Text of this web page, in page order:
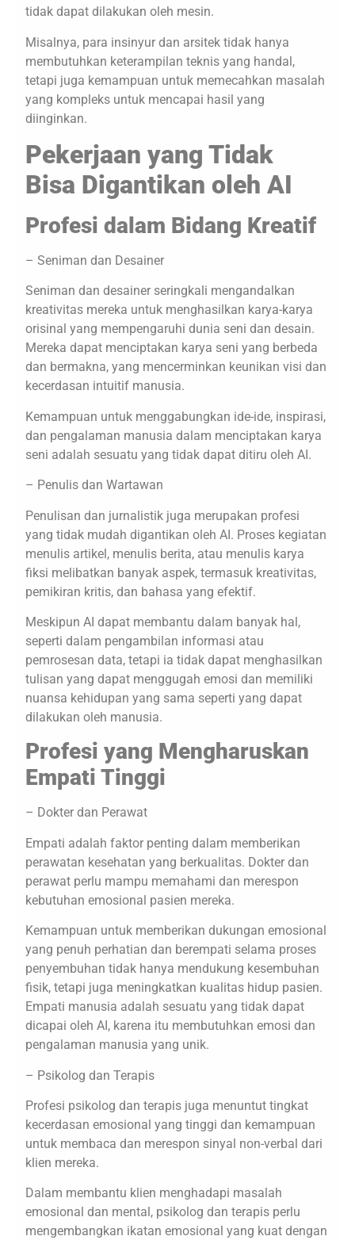
tidak dapat dilakukan oleh mesin.
Misalnya, para insinyur dan arsitek tidak hanya
membutuhkan keterampilan teknis yang handal,
tetapi juga kemampuan untuk memecahkan masalah
yang kompleks untuk mencapai hasil yang
diinginkan.
Pekerjaan yang Tidak
Bisa Digantikan oleh AI
Profesi dalam Bidang Kreatif
– Seniman dan Desainer
Seniman dan desainer seringkali mengandalkan
kreativitas mereka untuk menghasilkan karya-karya
orisinal yang mempengaruhi dunia seni dan desain.
Mereka dapat menciptakan karya seni yang berbeda
dan bermakna, yang mencerminkan keunikan visi dan
kecerdasan intuitif manusia.
Kemampuan untuk menggabungkan ide-ide, inspirasi,
dan pengalaman manusia dalam menciptakan karya
seni adalah sesuatu yang tidak dapat ditiru oleh AI.
– Penulis dan Wartawan
Penulisan dan jurnalistik juga merupakan profesi
yang tidak mudah digantikan oleh AI. Proses kegiatan
menulis artikel, menulis berita, atau menulis karya
fiksi melibatkan banyak aspek, termasuk kreativitas,
pemikiran kritis, dan bahasa yang efektif.
Meskipun AI dapat membantu dalam banyak hal,
seperti dalam pengambilan informasi atau
pemrosesan data, tetapi ia tidak dapat menghasilkan
tulisan yang dapat menggugah emosi dan memiliki
nuansa kehidupan yang sama seperti yang dapat
dilakukan oleh manusia.
Profesi yang Mengharuskan
Empati Tinggi
– Dokter dan Perawat
Empati adalah faktor penting dalam memberikan
perawatan kesehatan yang berkualitas. Dokter dan
perawat perlu mampu memahami dan merespon
kebutuhan emosional pasien mereka.
Kemampuan untuk memberikan dukungan emosional
yang penuh perhatian dan berempati selama proses
penyembuhan tidak hanya mendukung kesembuhan
fisik, tetapi juga meningkatkan kualitas hidup pasien.
Empati manusia adalah sesuatu yang tidak dapat
dicapai oleh AI, karena itu membutuhkan emosi dan
pengalaman manusia yang unik.
– Psikolog dan Terapis
Profesi psikolog dan terapis juga menuntut tingkat
kecerdasan emosional yang tinggi dan kemampuan
untuk membaca dan merespon sinyal non-verbal dari
klien mereka.
Dalam membantu klien menghadapi masalah
emosional dan mental, psikolog dan terapis perlu
mengembangkan ikatan emosional yang kuat dengan